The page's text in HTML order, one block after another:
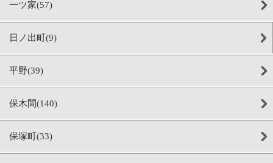
一ツ家(57)
日ノ出町(9)
平野(39)
保木間(140)
保塚町(33)